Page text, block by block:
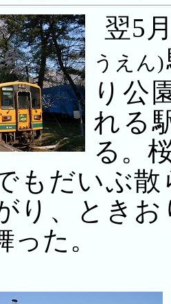
翌5
うえん)
り公
れる
る。
もだいぶ
り、とき
た。